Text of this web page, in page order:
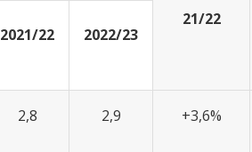
21/22
2021/22
2022/23
2,8 2,9 +3,6%